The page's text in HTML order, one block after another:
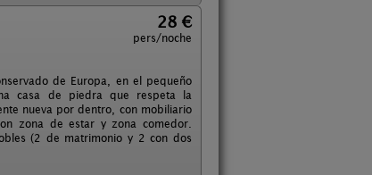
28 €
pers/noche
de Europa, en el pequeño
casa de piedra que respeta la
nueva por dentro, con mobiliario
zona de estar y zona comedor.
(2 de matrimonio y 2 con dos